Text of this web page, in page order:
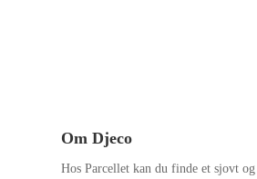
Om Djeco
Hos Parcellet kan du finde et sjovt